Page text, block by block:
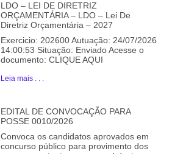
LDO – LEI DE DIRETRIZ
ORÇAMENTÁRIA – LDO – Lei De
Diretriz Orçamentária – 2027
Exercicio: 202600 Autuação: 24/07/2026
14:00:53 Situação: Enviado Acesse o
documento: CLIQUE AQUI
Leia mais . . .
EDITAL DE CONVOCAÇÃO PARA
POSSE 0010/2026
Convoca os candidatos aprovados em
concurso público para provimento dos